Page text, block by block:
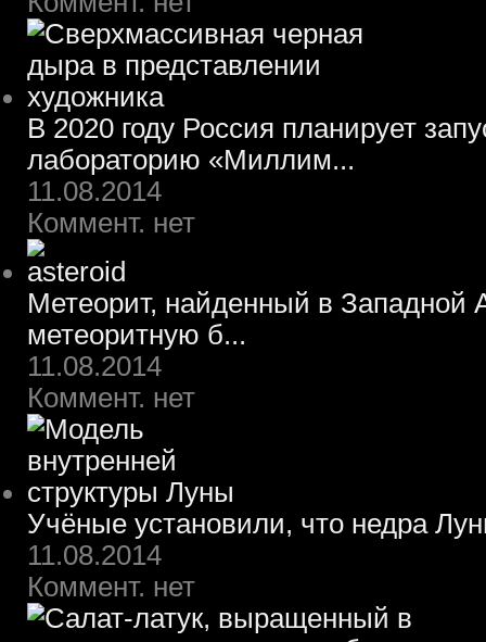
В 2020 году Россия планирует
лабораторию «Миллим...
11.08.2014
Коммент. нет
Метеорит, найденный в Западной
метеоритную б...
11.08.2014
Коммент. нет
Учёные установили, что недра
11.08.2014
Коммент. нет